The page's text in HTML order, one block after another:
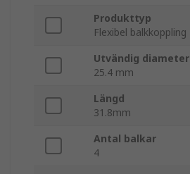
Produkttyp
Flexibel balkkoppling
Utvändig diameter
25.4 mm
Längd
31.8mm
Antal balkar
4